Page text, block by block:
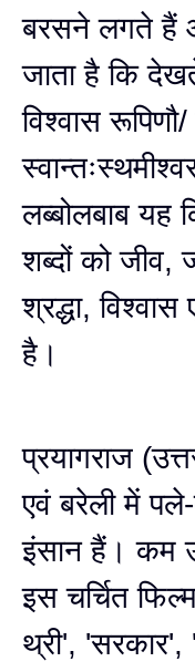
बरसने लगते हैं
जाता है कि
विश्वास रूपिणौ/
लब्बोलबाब यह
शब्दों को
श्रद्धा,
है।
प्रयागराज
एवं बरेली में
इंसान हैं। कम
इस चर्चित
थ्री', 'सरकार',